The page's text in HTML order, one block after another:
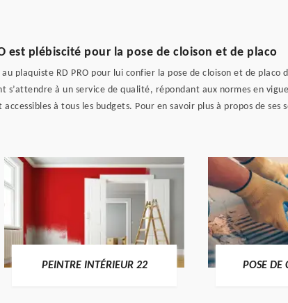
est plébiscité pour la pose de cloison et de placo
plaquiste RD PRO pour lui confier la pose de cloison et de
s’attendre à un service de qualité, répondant aux normes en
accessibles à tous les budgets. Pour en savoir plus à propos de
PEINTRE INTÉRIEUR 22 POSE DE